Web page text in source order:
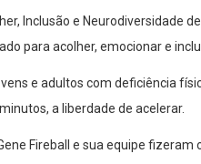
Inclusão e Neurodiversidade
para acolher, emocionar e
e adultos com deficiência
a liberdade de acelerar.
Fireball e sua equipe